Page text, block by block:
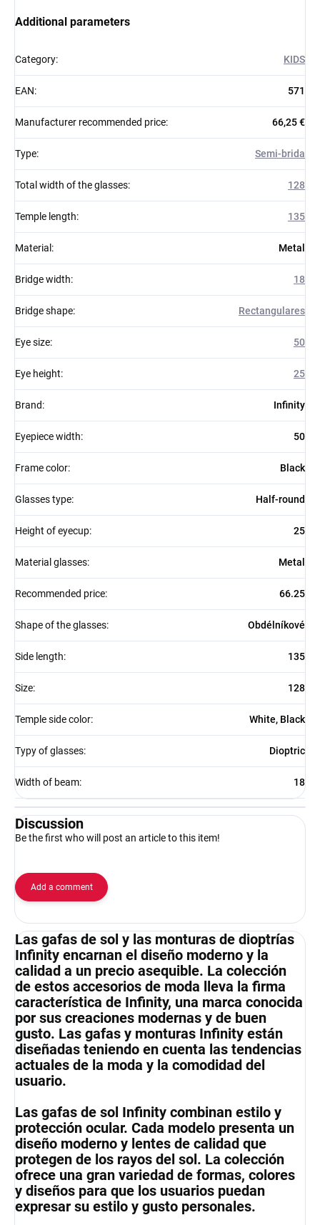
Additional parameters
Category: KIDS
EAN: 571
Manufacturer recommended price: 66,25 €
Type: Semi-brida
Total width of the glasses: 128
Temple length: 135
Material : Metal
Bridge width: 18
Bridge shape: Rectangulares
Eye size: 50
Eye height: 25
Brand: Infinity
Eyepiece width: 50
Frame color: Black
Glasses type: Half-round
Height of eyecup: 25
Material glasses: Metal
Recommended price: 66.25
Shape of the glasses: Obdélníkové
Side length: 135
Size: 128
Temple side color: White, Black
Typy of glasses: Dioptric
Width of beam: 18
Discussion
Be the first who will post an article to this item!
Add a comment
Las gafas de sol y las monturas de dioptrías
Infinity encarnan el diseño moderno y la
calidad a un precio asequible. La colección
de estos accesorios de moda lleva la firma
característica de Infinity, una marca conocida
por sus creaciones modernas y de buen
gusto. Las gafas y monturas Infinity están
diseñadas teniendo en cuenta las tendencias
actuales de la moda y la comodidad del
usuario.
Las gafas de sol Infinity combinan estilo y
protección ocular. Cada modelo presenta un
diseño moderno y lentes de calidad que
protegen de los rayos del sol. La colección
ofrece una gran variedad de formas, colores
y diseños para que los usuarios puedan
expresar su estilo y gusto personales.